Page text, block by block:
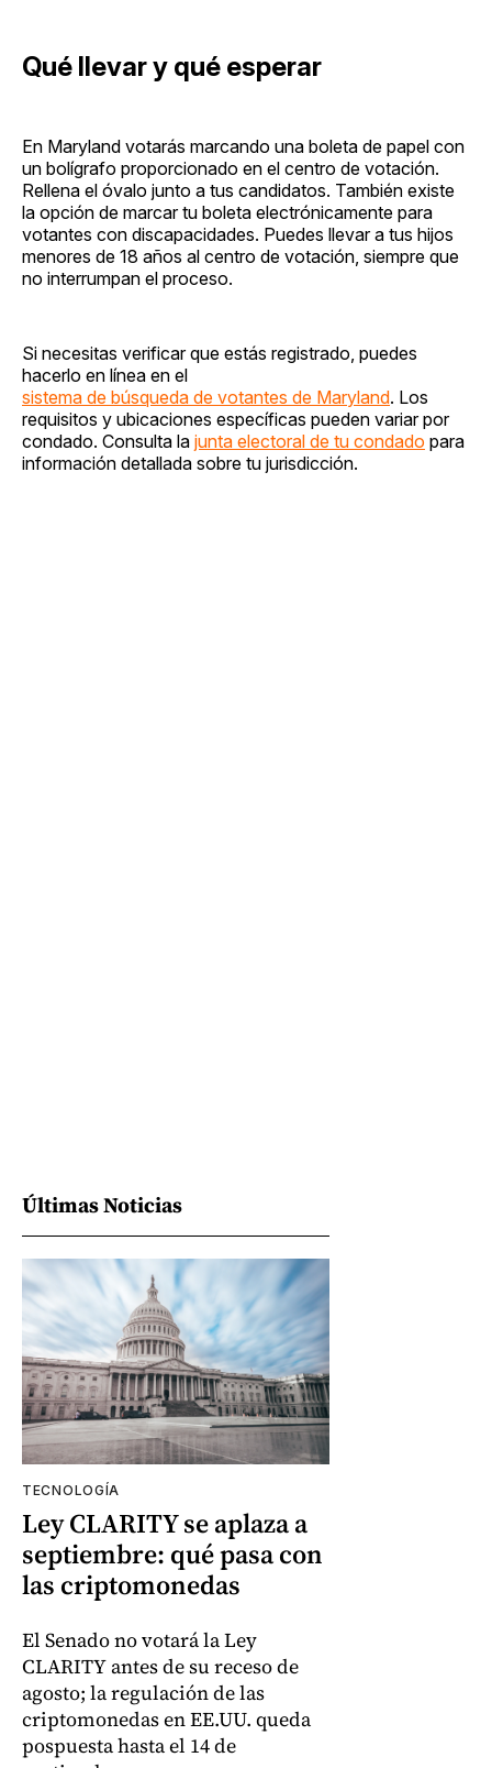
Qué llevar y qué esperar
En Maryland votarás marcando una boleta de papel con
un bolígrafo proporcionado en el centro de votación.
Rellena el óvalo junto a tus candidatos. También existe
la opción de marcar tu boleta electrónicamente para
votantes con discapacidades. Puedes llevar a tus hijos
menores de 18 años al centro de votación, siempre que
no interrumpan el proceso.
Si necesitas verificar que estás registrado, puedes
hacerlo en línea en el
sistema de búsqueda de votantes de Maryland. Los
requisitos y ubicaciones específicas pueden variar por
condado. Consulta la junta electoral de tu condado para
información detallada sobre tu jurisdicción.
Últimas Noticias
TECNOLOGÍA
Ley CLARITY se aplaza a
septiembre: qué pasa con
las criptomonedas
El Senado no votará la Ley
CLARITY antes de su receso de
agosto; la regulación de las
criptomonedas en EE.UU. queda
pospuesta hasta el 14 de